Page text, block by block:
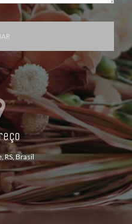
RS, Brasil